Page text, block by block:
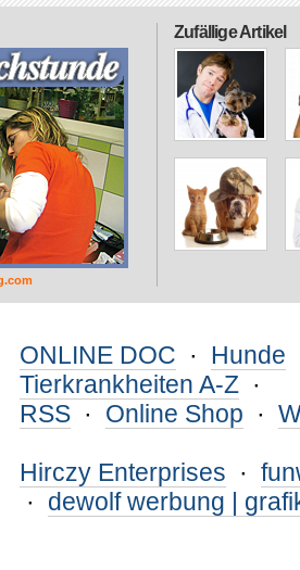
Zufällige Artikel
ONLINE DOC · Hunde
Tierkrankheiten A-Z ·
RSS · Online Shop ·
Hirczy Enterprises ·
· dewolf werbung |